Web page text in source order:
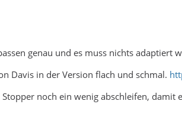
genau und es muss nichts adaptiert
Davis in der Version flach und schmal.
noch ein wenig abschleifen, damit